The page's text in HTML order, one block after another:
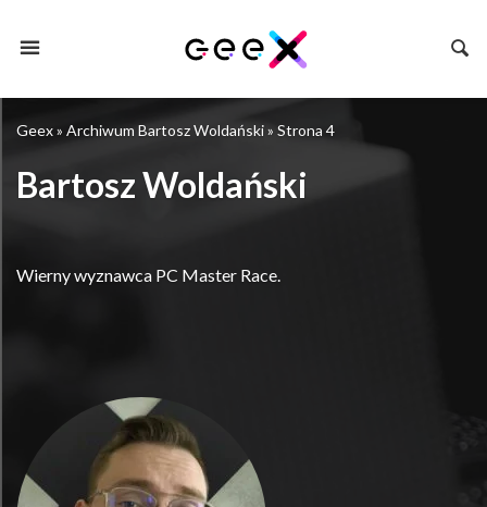
Geex» Archiwum Bartosz Woldański» Strona 4
Bartosz Woldański
Wierny wyznawca PC Master Race.